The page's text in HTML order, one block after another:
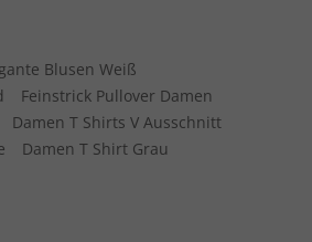
Blusen Weiß
Feinstrick Pullover Damen
Damen T Shirts V Ausschnitt
Damen T Shirt Grau